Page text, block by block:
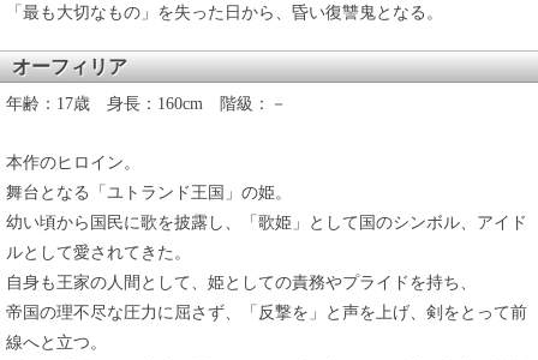
「最も大切なもの」を失った日から、昏い復讐鬼となる。
オーフィリア
年齢：17歳 身長：160cm 階級：－
本作のヒロイン。
舞台となる「ユトランド王国」の姫。
幼い頃から国民に歌を披露し、「歌姫」として国のシンボル、アイド
ルとして愛されてきた。
自身も王家の人間として、姫としての責務やプライドを持ち、
帝国の理不尽な圧力に屈さず、「反撃を」と声を上げ、剣をとって前
線へと立つ。